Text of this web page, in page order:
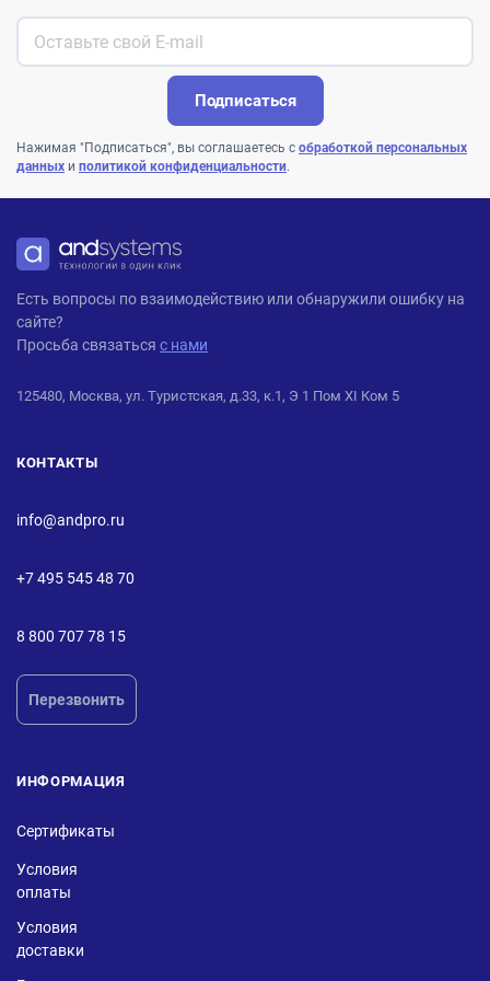
Подписаться
Нажимая "Подписаться", вы соглашаетесь с обработкой персональных
данных и политикой конфиденциальности.
ANDPRO
Есть вопросы по взаимодействию или обнаружили ошибку на
сайте?
Просьба связаться с нами
125480, Москва, ул. Туристская, д.33, к.1, Э 1 Пом XI Ком 5
КОНТАКТЫ
info@andpro.ru
+7 495 545 48 70
8 800 707 78 15
Перезвонить
ИНФОРМАЦИЯ
Сертификаты
Условия
оплаты
Условия
доставки